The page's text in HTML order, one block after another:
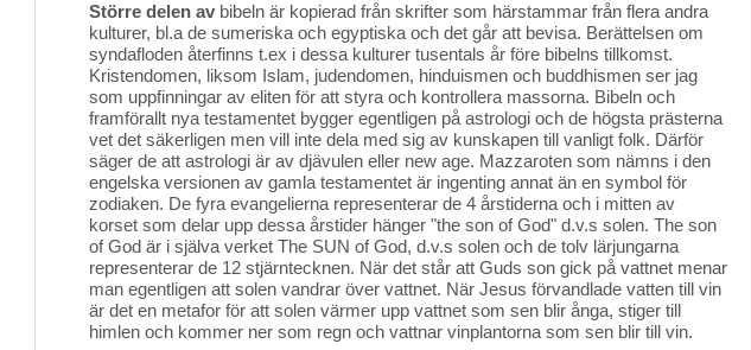
Större delen av bibeln är kopierad från skrifter som härstammar från flera andra
kulturer, bl.a de sumeriska och egyptiska och det går att bevisa. Berättelsen om
syndafloden återfinns t.ex i dessa kulturer tusentals år före bibelns tillkomst.
Kristendomen, liksom Islam, judendomen, hinduismen och buddhismen ser jag
som uppfinningar av eliten för att styra och kontrollera massorna. Bibeln och
framförallt nya testamentet bygger egentligen på astrologi och de högsta prästerna
vet det säkerligen men vill inte dela med sig av kunskapen till vanligt folk. Därför
säger de att astrologi är av djävulen eller new age. Mazzaroten som nämns i den
engelska versionen av gamla testamentet är ingenting annat än en symbol för
zodiaken. De fyra evangelierna representerar de 4 årstiderna och i mitten av
korset som delar upp dessa årstider hänger "the son of God" d.v.s solen. The son
of God är i själva verket The SUN of God, d.v.s solen och de tolv lärjungarna
representerar de 12 stjärntecknen. När det står att Guds son gick på vattnet menar
man egentligen att solen vandrar över vattnet. När Jesus förvandlade vatten till vin
är det en metafor för att solen värmer upp vattnet som sen blir ånga, stiger till
himlen och kommer ner som regn och vattnar vinplantorna som sen blir till vin.